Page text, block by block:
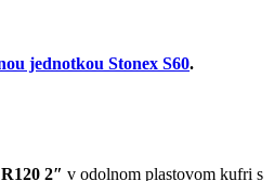
jednotkou Stonex S60.
2″ v odolnom plastovom kufri s